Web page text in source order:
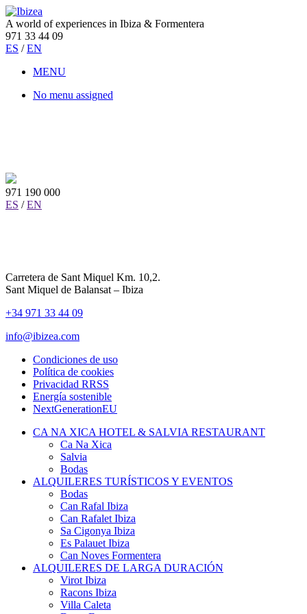
A world of experiences in Ibiza & Formentera
971 33 44 09
ES / EN
MENU
No menu assigned
971 190 000
ES / EN
Carretera de Sant Miquel Km. 10,2.
Sant Miquel de Balansat – Ibiza
+34 971 33 44 09
info@ibizea.com
Condiciones de uso
Política de cookies
Privacidad RRSS
Energía sostenible
NextGenerationEU
CA NA XICA HOTEL & SALVIA RESTAURANT
Ca Na Xica
Salvia
Bodas
ALQUILERES TURÍSTICOS Y EVENTOS
Bodas
Can Rafal Ibiza
Can Rafalet Ibiza
Sa Cigonya Ibiza
Es Palauet Ibiza
Can Noves Formentera
ALQUILERES DE LARGA DURACIÓN
Virot Ibiza
Racons Ibiza
Villa Caleta